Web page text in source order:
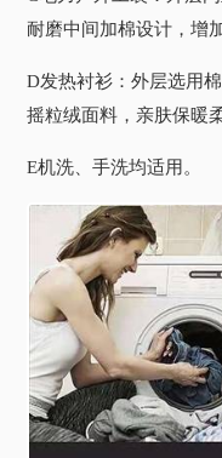
耐磨中间加棉设计，增
D发热衬衫：外层选用
摇粒绒面料，亲肤保暖
E机洗、手洗均适用。